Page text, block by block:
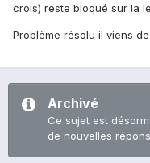
crois) reste bloqué sur la
Problème résolu il viens
Archivé
Ce sujet est
de nouvelles